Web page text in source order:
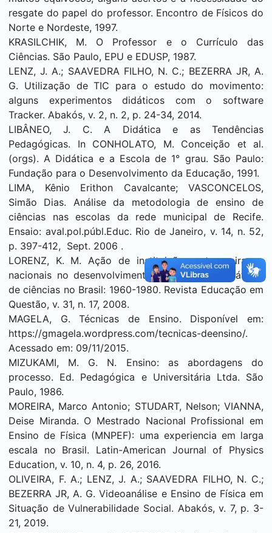
resgate do papel do professor. Encontro de Físicos do
Norte e Nordeste, 1997.
KRASILCHIK, M. O Professor e o Currículo das
Ciências. São Paulo, EPU e EDUSP, 1987.
LENZ, J. A.; SAAVEDRA FILHO, N. C.; BEZERRA JR, A.
G. Utilização de TIC para o estudo do movimento:
alguns experimentos didáticos com o software
Tracker. Abakós, v. 2, n. 2, p. 24-34, 2014.
LIBÂNEO, J. C. A Didática e as Tendências
Pedagógicas. In CONHOLATO, M. Conceição et al.
(orgs). A Didática e a Escola de 1° grau. São Paulo:
Fundação para o Desenvolvimento da Educação, 1991.
LIMA, Kênio Erithon Cavalcante; VASCONCELOS,
Simão Dias. Análise da metodologia de ensino de
ciências nas escolas da rede municipal de Recife.
Ensaio: aval.pol.públ.Educ. Rio de Janeiro, v. 14, n. 52,
p. 397-412, Sept. 2006 .
LORENZ, K. M. Ação de instituições estrangeiras e
nacionais no desenvolvimento de materiais didáticos
de ciências no Brasil: 1960-1980. Revista Educação em
Questão, v. 31, n. 17, 2008.
MAGELA, G. Técnicas de Ensino. Disponível em:
https://gmagela.wordpress.com/tecnicas-deensino/.
Acessado em: 09/11/2015.
MIZUKAMI, M. G. N. Ensino: as abordagens do
processo. Ed. Pedagógica e Universitária Ltda. São
Paulo, 1986.
MOREIRA, Marco Antonio; STUDART, Nelson; VIANNA,
Deise Miranda. O Mestrado Nacional Profissional em
Ensino de Física (MNPEF): uma experiencia em larga
escala no Brasil. Latin-American Journal of Physics
Education, v. 10, n. 4, p. 26, 2016.
OLIVEIRA, F. A.; LENZ, J. A.; SAAVEDRA FILHO, N. C.;
BEZERRA JR, A. G. Videoanálise e Ensino de Física em
Situação de Vulnerabilidade Social. Abakós, v. 7, p. 3-
21, 2019.